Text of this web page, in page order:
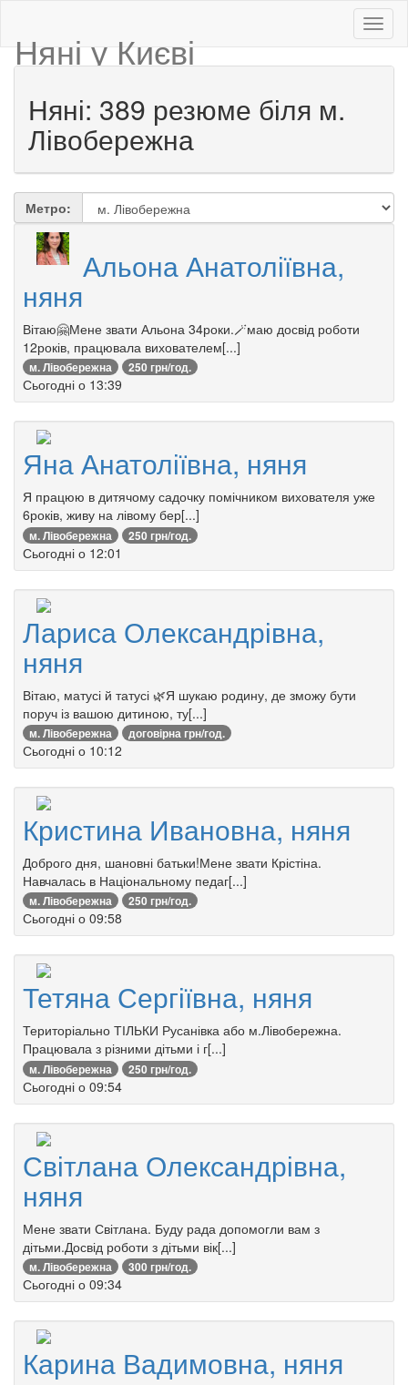
Няні у Києві
Няні: 389 резюме біля м.
Лівобережна
Метро:
Альона Анатоліївна,
няня
Вітаю🤗Мене звати Альона 34роки.🪄маю досвід роботи
12років, працювала вихователем[...]
м. Лівобережна 250 грн/год.
Сьогодні о 13:39
Яна Анатоліївна, няня
Я працюю в дитячому садочку помічником вихователя уже
6років, живу на лівому бер[...]
м. Лівобережна 250 грн/год.
Сьогодні о 12:01
Лариса Олександрівна,
няня
Вітаю, матусі й татусі 🌿Я шукаю родину, де зможу бути
поруч із вашою дитиною, ту[...]
м. Лівобережна договірна грн/год.
Сьогодні о 10:12
Кристина Ивановна, няня
Доброго дня, шановні батьки!Мене звати Крістіна.
Навчалась в Національному педаг[...]
м. Лівобережна 250 грн/год.
Сьогодні о 09:58
Тетяна Сергіївна, няня
Територіально ТІЛЬКИ Русанівка або м.Лівобережна.
Працювала з різними дітьми і г[...]
м. Лівобережна 250 грн/год.
Сьогодні о 09:54
Світлана Олександрівна,
няня
Мене звати Світлана. Буду рада допомогли вам з
дітьми.Досвід роботи з дітьми вік[...]
м. Лівобережна 300 грн/год.
Сьогодні о 09:34
Карина Вадимовна, няня